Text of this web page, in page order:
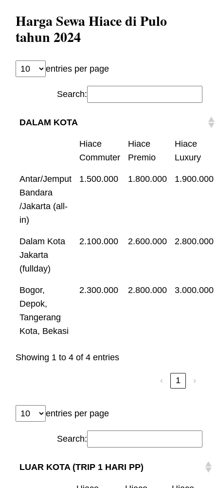
Harga Sewa Hiace di Pulo
tahun 2024
entries per page
Search:
DALAM KOTA
Hiace
Commuter
Hiace
Premio
Hiace
Luxury
Antar/Jemput
Bandara
/Jakarta (all-
in)
1.500.000 1.800.000 1.900.000
Dalam Kota
Jakarta
(fullday)
2.100.000 2.600.000 2.800.000
Bogor,
Depok,
Tangerang
Kota, Bekasi
2.300.000 2.800.000 3.000.000
Showing 1 to 4 of 4 entries
‹ 1 ›
entries per page
Search:
LUAR KOTA (TRIP 1 HARI PP)